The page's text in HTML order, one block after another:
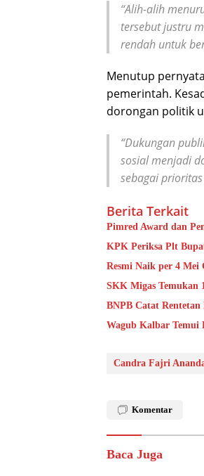
“Alih-alih
tersebut justru
rendah untuk
Menutup
pemerintah.
dorongan politik
“Dukungan
sosial menjadi
sebagai
Berita Terkait
Pimred Award dan
KPK Periksa Plt
Resmi Naik per 4 Mei
SKK Migas Temukan
BNPB Catat
Wagub Kalbar Temui
Candra Fajri
Komentar
Baca Juga